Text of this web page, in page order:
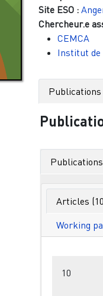
Site ESO :
Chercheur.e
CEMCA
Institut de
Publications
Articles
Working
10